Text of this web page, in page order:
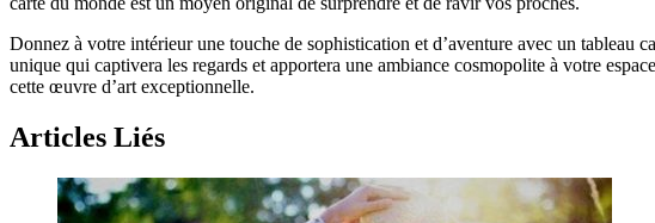
Donnez à votre intérieur une touche de sophistication et d’aventure avec un
unique qui captivera les regards et apportera une ambiance cosmopolite à votre
cette œuvre d’art exceptionnelle.
Articles Liés